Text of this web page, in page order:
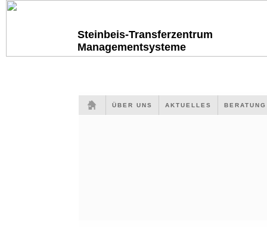
Steinbeis-Transferzentrum
Managementsysteme
ÜBER UNS AKTUELLES